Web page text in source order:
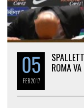
05
FEB 2017
ROMA